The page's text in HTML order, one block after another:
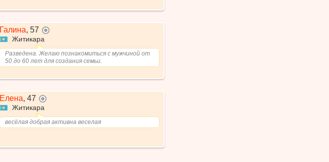
Галина, 57
Житикара
Разведена. Желаю познакомиться с мужчиной от
50 до 60 лет для создания семьи.
Елена, 47
Житикара
весёлая добрая активна веселая